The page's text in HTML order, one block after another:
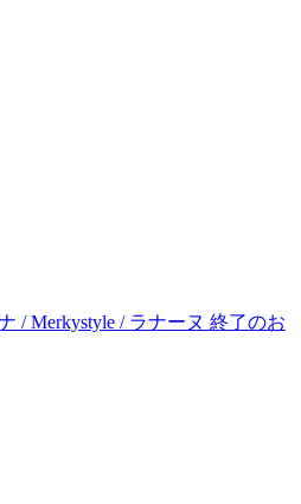
/ Merkystyle / ラナーヌ 終了のお